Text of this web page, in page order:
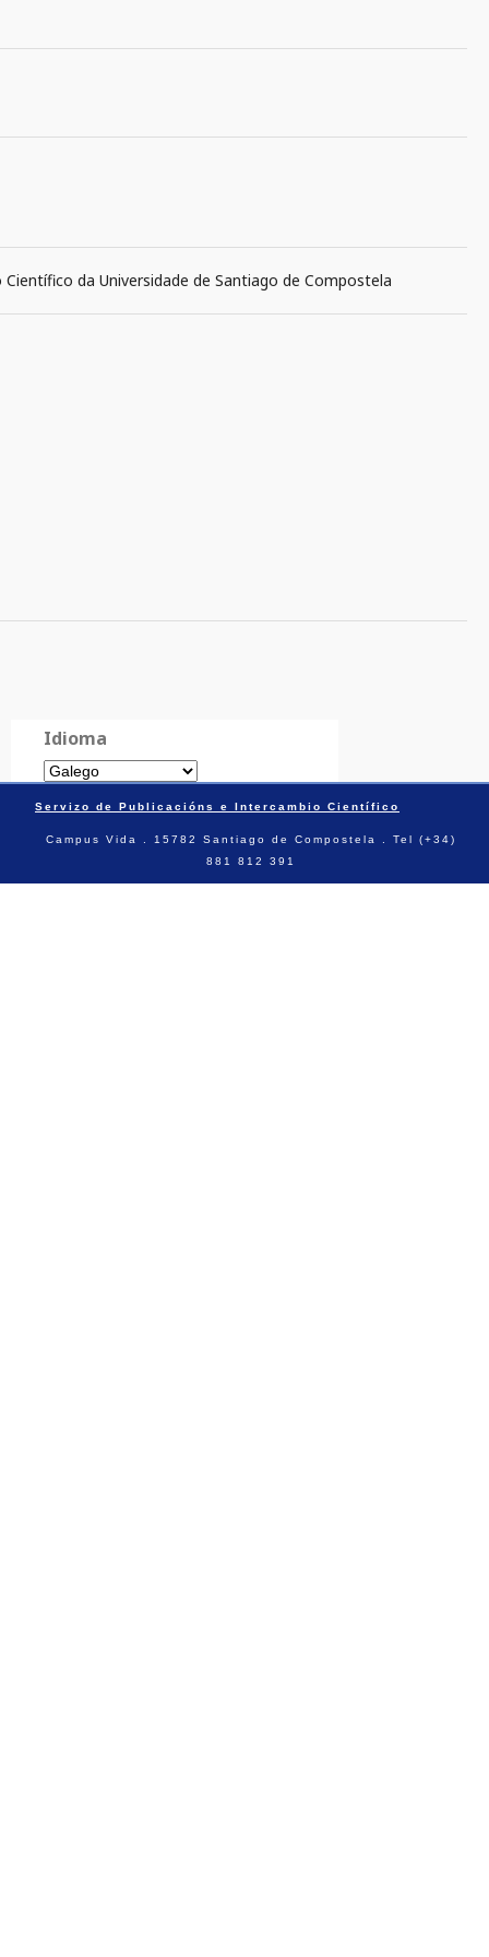
da Universidade de Santiago de Compostela
Idioma
Servizo de Publicacións e Intercambio Científico
Campus Vida . 15782 Santiago de Compostela . Tel (+34)
881 812 391